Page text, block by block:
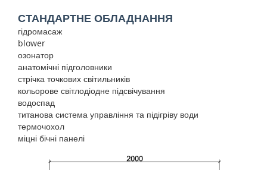
СТАНДАРТНЕ ОБЛАДНАННЯ
гідромасаж
blower
озонатор
анатомічні підголовники
стрічка точкових світильників
кольорове світлодіодне підсвічування
водоспад
титанова система управління та підігріву води
термочохол
міцні бічні панелі